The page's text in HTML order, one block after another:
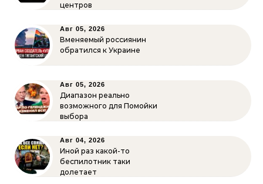
центров
Авг 05, 2026
Вменяемый россиянин
обратился к Украине
Авг 05, 2026
Диапазон реально
возможного для Помойки
выбора
Авг 04, 2026
Иной раз какой-то
беспилотник таки
долетает